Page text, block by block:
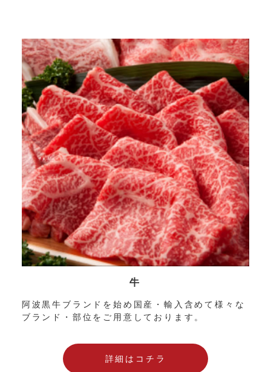
牛
阿波黒牛ブランドを始め国産・輸入含めて様々な
ブランド・部位をご用意しております。
詳細はコチラ